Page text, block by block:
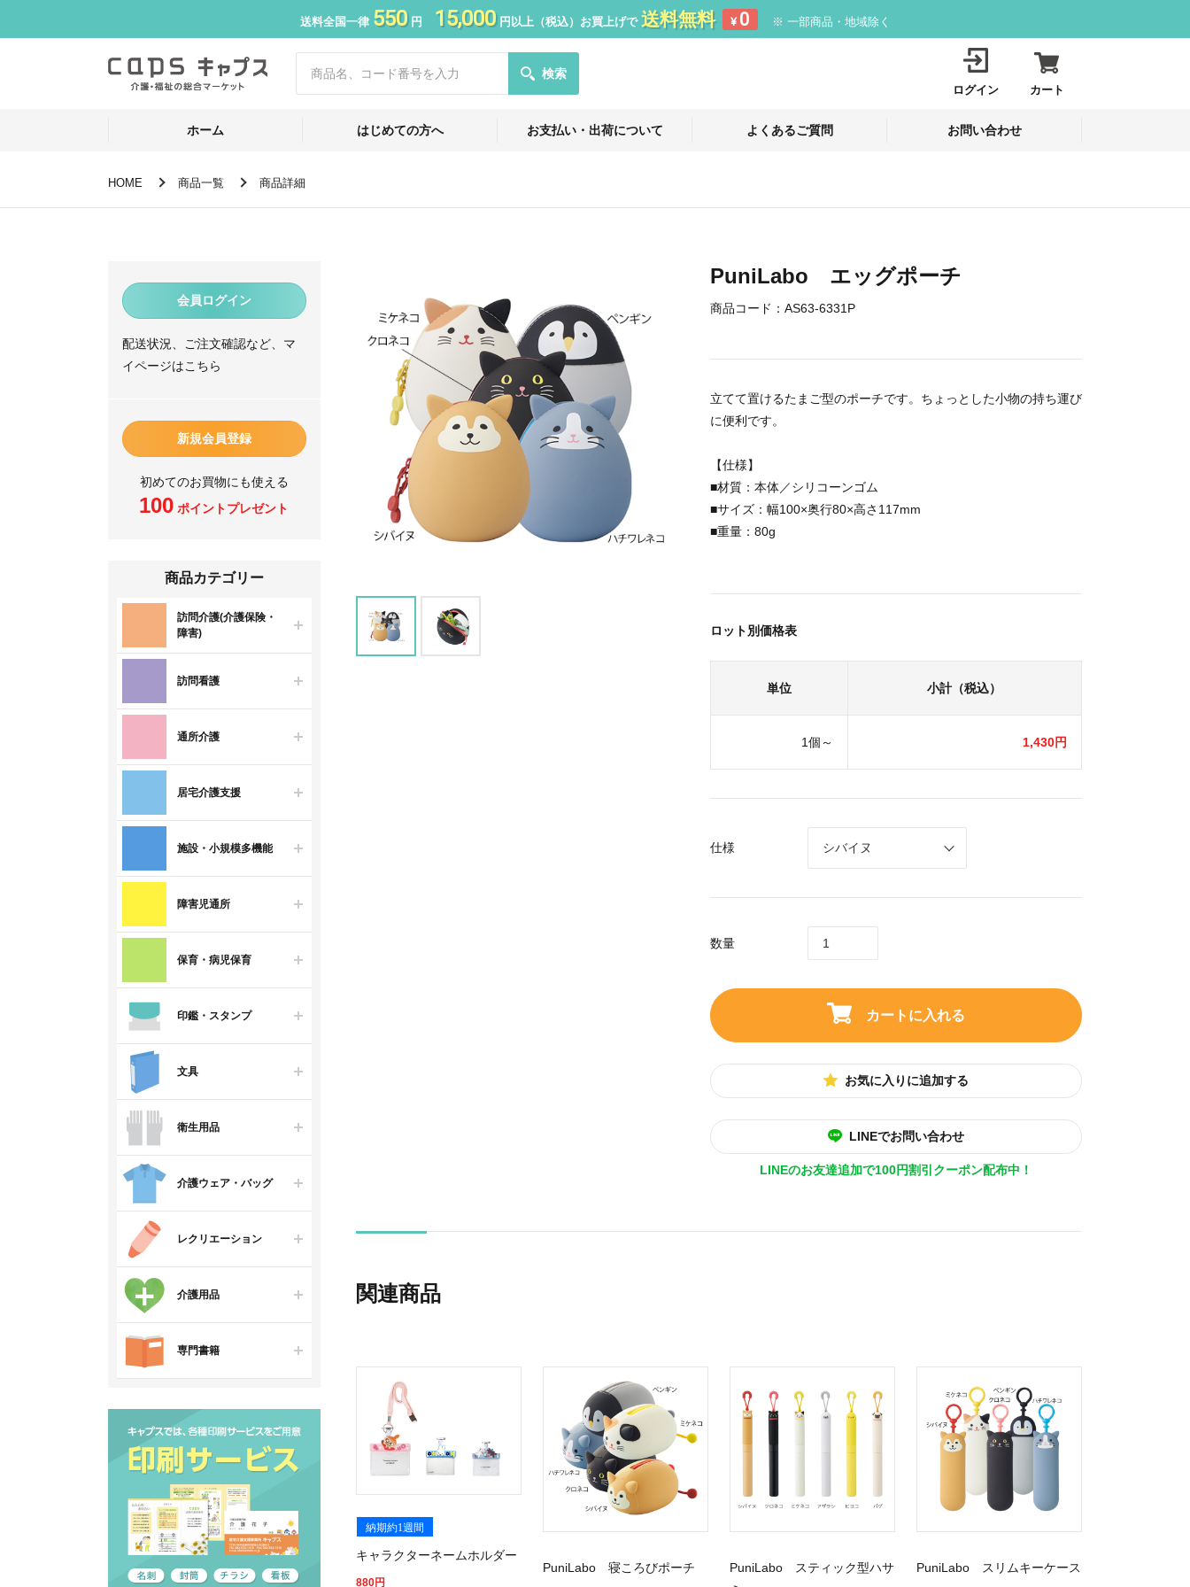
送料全国一律 550円 15,000円以上（税込）お買上げで 送料無料 ¥ 0 ※ 一部商品・地域除く
検索
ログイン カート
ホーム はじめての方へ お支払い・出荷について よくあるご質問 お問い合わせ
HOME 商品一覧 商品詳細
会員ログイン
配送状況、ご注文確認など、マ
イページはこちら
新規会員登録
初めてのお買物にも使える
100 ポイントプレゼント
商品カテゴリー
訪問介護(介護保険・
障害)
訪問看護
通所介護
居宅介護支援
施設・小規模多機能
障害児通所
保育・病児保育
印鑑・スタンプ
文具
衛生用品
介護ウェア・バッグ
レクリエーション
介護用品
専門書籍
PuniLabo エッグポーチ
商品コード： AS63-6331P
立てて置けるたまご型のポーチです。ちょっとした小物の持ち運び
に便利です。
【仕様】
■材質：本体／シリコーンゴム
■サイズ：幅100×奥行80×高さ117mm
■重量：80g
ロット別価格表
単位 小計（税込）
1個～ 1,430円
仕様
数量
カートに入れる
お気に入りに追加する
LINEでお問い合わせ
LINEのお友達追加で100円割引クーポン配布中！
関連商品
納期約1週間
キャラクターネームホルダー
880円
PuniLabo 寝ころびポーチ
PuniLabo スティック型ハサ
PuniLabo スリムキーケース